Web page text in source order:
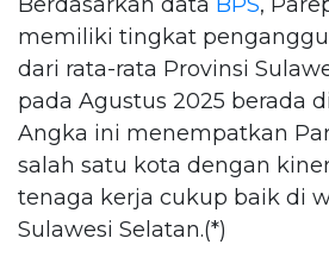
memiliki tingkat
dari rata-rata Provinsi
pada Agustus 2025 berada
Angka ini menempatkan
salah satu kota dengan
tenaga kerja cukup baik di
Sulawesi Selatan.(*)